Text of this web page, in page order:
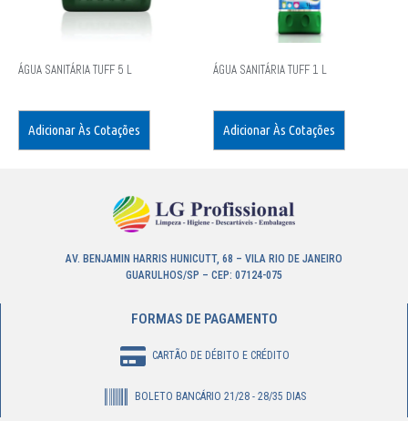
ÁGUA SANITÁRIA TUFF 5 L
Adicionar Às Cotações
ÁGUA SANITÁRIA TUFF 1 L
Adicionar Às Cotações
AV. BENJAMIN HARRIS HUNICUTT, 68 – VILA RIO DE JANEIRO
GUARULHOS/SP – CEP: 07124-075
FORMAS DE PAGAMENTO
CARTÃO DE DÉBITO E CRÉDITO
BOLETO BANCÁRIO 21/28 - 28/35 DIAS